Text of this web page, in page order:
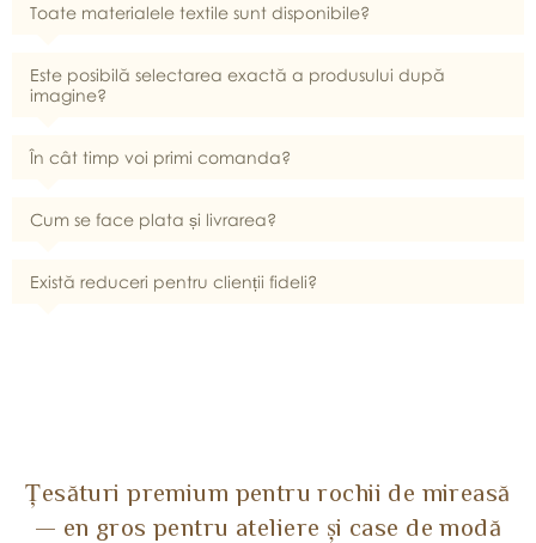
Toate materialele textile sunt disponibile?
Este posibilă selectarea exactă a produsului după
imagine?
În cât timp voi primi comanda?
Cum se face plata și livrarea?
Există reduceri pentru clienții fideli?
Țesături premium pentru rochii de mireasă
— en gros pentru ateliere și case de modă